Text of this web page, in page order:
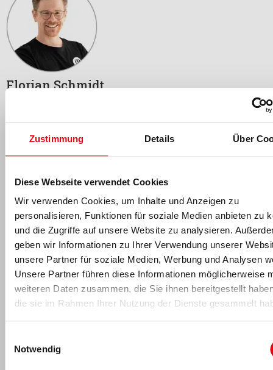
Zustimmung Details Über
Diese Webseite verwendet Cookies
Wir verwenden Cookies, um Inhalte und Anzeigen zu
personalisieren, Funktionen für soziale Medien anbieten zu
und die Zugriffe auf unsere Website zu analysieren.
geben wir Informationen zu Ihrer Verwendung unserer
unsere Partner für soziale Medien, Werbung und Analysen
Unsere Partner führen diese Informationen möglicherweise
weiteren Daten zusammen, die Sie ihnen bereitgestellt
die sie im Rahmen Ihrer Nutzung der Dienste gesammelt
Notwendig
Florian Schmidt
Redaktionsteams und leitet die Wissenschaftsredaktion: Nach
seinem Hotelmanagement-Studium an derHotelfachschule
Zürichund mehreren Jahren Führungserfahrung in der
ein Bachelor- und Masterstudium in Sportwissenschaft
seines Studiums arbeitete er als wissenschaftlicher
Projektmitarbeiter am Lehrstuhl für Sportsoziologie und
Sportökonomie amSWI Saarbrücken. Seit 2017 ist er neben
seiner Redaktionstätigkeit auch als Dozent im Fachbereich
Ökonomie/Management der DHfPG/BSA-Akademietätig.
Florian Schmidtkontaktieren.